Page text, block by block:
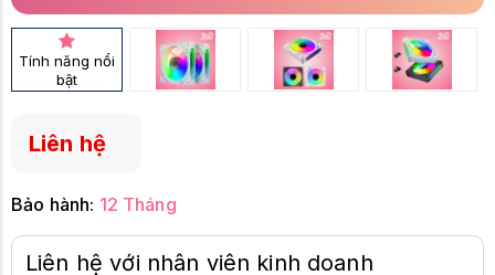
Tính năng nổi
bật
Liên hệ
Bảo hành: 12 Tháng
Liên hệ với nhân viên kinh doanh